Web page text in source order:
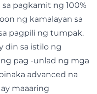
pagkamit ng 100%
ng kamalayan sa
pagpili ng tumpak.
din sa istilo ng
pag -unlad ng mga
advanced na
maaaring